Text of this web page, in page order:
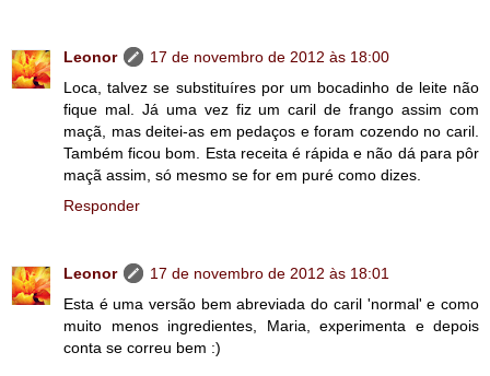
Leonor
17 de novembro de 2012 às 18:00
Loca, talvez se substituíres por um bocadinho de leite não
fique mal. Já uma vez fiz um caril de frango assim com
maçã, mas deitei-as em pedaços e foram cozendo no caril.
Também ficou bom. Esta receita é rápida e não dá para pôr
maçã assim, só mesmo se for em puré como dizes.
Responder
Leonor
17 de novembro de 2012 às 18:01
Esta é uma versão bem abreviada do caril 'normal' e como
muito menos ingredientes, Maria, experimenta e depois
conta se correu bem :)